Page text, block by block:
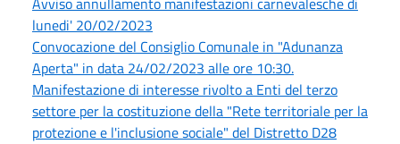
lunedi' 20/02/2023
Convocazione del Consiglio Comunale in "Adunanza
Aperta" in data 24/02/2023 alle ore 10:30.
Manifestazione di interesse rivolto a Enti del terzo
settore per la costituzione della "Rete territoriale per la
protezione e l'inclusione sociale" del Distretto D28